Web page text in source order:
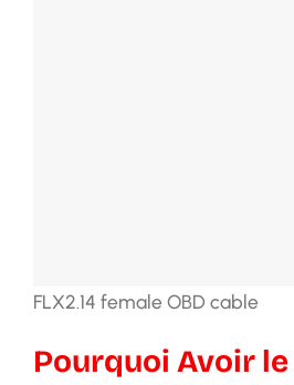
FLX2.14 female OBD cable
Pourquoi Avoir le